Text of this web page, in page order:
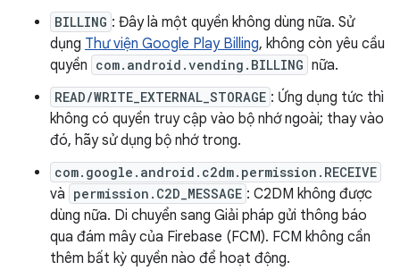
BILLING : Đây là một quyền không dùng nữa. Sử
dụng Thư viện Google Play Billing, không còn yêu cầu
quyền com.android.vending.BILLING nữa.
READ/WRITE_EXTERNAL_STORAGE : Ứng dụng tức thì
không có quyền truy cập vào bộ nhớ ngoài; thay vào
đó, hãy sử dụng bộ nhớ trong.
com.google.android.c2dm.permission.RECEIVE
và permission.C2D_MESSAGE : C2DM không được
dùng nữa. Di chuyển sang Giải pháp gửi thông báo
qua đám mây của Firebase (FCM). FCM không cần
thêm bất kỳ quyền nào để hoạt động.